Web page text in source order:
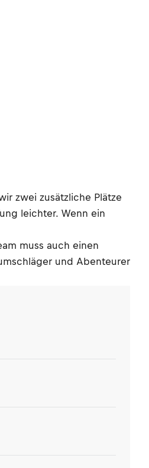
zwei zusätzliche Plätze
leichter. Wenn ein
muss auch einen
und Abenteurer